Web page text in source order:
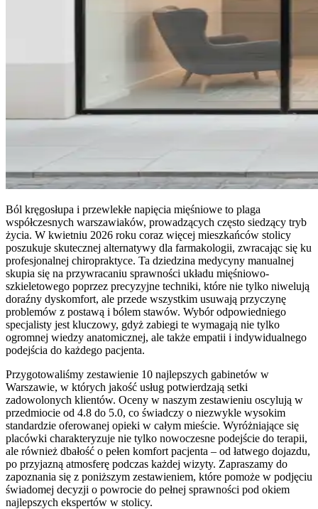
Ból kręgosłupa i przewlekłe napięcia mięśniowe to plaga
współczesnych warszawiaków, prowadzących często siedzący tryb
życia. W kwietniu 2026 roku coraz więcej mieszkańców stolicy
poszukuje skutecznej alternatywy dla farmakologii, zwracając się ku
profesjonalnej chiropraktyce. Ta dziedzina medycyny manualnej
skupia się na przywracaniu sprawności układu mięśniowo-
szkieletowego poprzez precyzyjne techniki, które nie tylko niwelują
doraźny dyskomfort, ale przede wszystkim usuwają przyczynę
problemów z postawą i bólem stawów. Wybór odpowiedniego
specjalisty jest kluczowy, gdyż zabiegi te wymagają nie tylko
ogromnej wiedzy anatomicznej, ale także empatii i indywidualnego
podejścia do każdego pacjenta.
Przygotowaliśmy zestawienie 10 najlepszych gabinetów w
Warszawie, w których jakość usług potwierdzają setki
zadowolonych klientów. Oceny w naszym zestawieniu oscylują w
przedmiocie od 4.8 do 5.0, co świadczy o niezwykle wysokim
standardzie oferowanej opieki w całym mieście. Wyróżniające się
placówki charakteryzuje nie tylko nowoczesne podejście do terapii,
ale również dbałość o pełen komfort pacjenta – od łatwego dojazdu,
po przyjazną atmosferę podczas każdej wizyty. Zapraszamy do
zapoznania się z poniższym zestawieniem, które pomoże w podjęciu
świadomej decyzji o powrocie do pełnej sprawności pod okiem
najlepszych ekspertów w stolicy.